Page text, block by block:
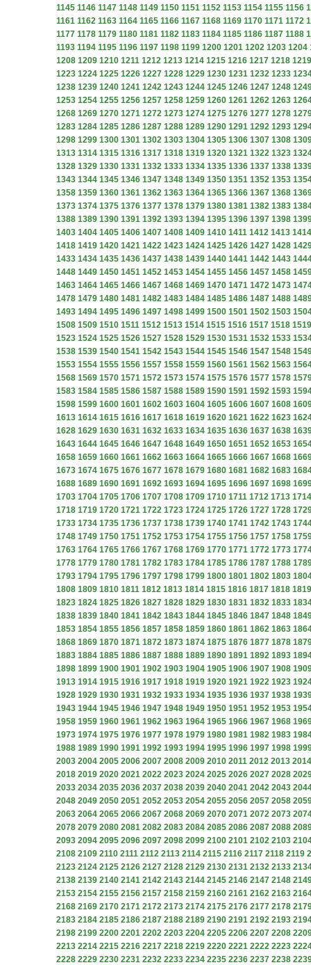
1145 1146 1147 1148 1149 1150 1151 1152 1153 1154 1155 1156
1161 1162 1163 1164 1165 1166 1167 1168 1169 1170 1171 1172
1177 1178 1179 1180 1181 1182 1183 1184 1185 1186 1187 1188
1193 1194 1195 1196 1197 1198 1199 1200 1201 1202 1203 1204
1208 1209 1210 1211 1212 1213 1214 1215 1216 1217 1218 1219
1223 1224 1225 1226 1227 1228 1229 1230 1231 1232 1233
1238 1239 1240 1241 1242 1243 1244 1245 1246 1247 1248
1253 1254 1255 1256 1257 1258 1259 1260 1261 1262 1263
1268 1269 1270 1271 1272 1273 1274 1275 1276 1277 1278
1283 1284 1285 1286 1287 1288 1289 1290 1291 1292 1293
1298 1299 1300 1301 1302 1303 1304 1305 1306 1307 1308
1313 1314 1315 1316 1317 1318 1319 1320 1321 1322 1323
1328 1329 1330 1331 1332 1333 1334 1335 1336 1337 1338
1343 1344 1345 1346 1347 1348 1349 1350 1351 1352 1353
1358 1359 1360 1361 1362 1363 1364 1365 1366 1367 1368
1373 1374 1375 1376 1377 1378 1379 1380 1381 1382 1383
1388 1389 1390 1391 1392 1393 1394 1395 1396 1397 1398
1403 1404 1405 1406 1407 1408 1409 1410 1411 1412 1413 1414
1418 1419 1420 1421 1422 1423 1424 1425 1426 1427 1428
1433 1434 1435 1436 1437 1438 1439 1440 1441 1442 1443
1448 1449 1450 1451 1452 1453 1454 1455 1456 1457 1458
1463 1464 1465 1466 1467 1468 1469 1470 1471 1472 1473
1478 1479 1480 1481 1482 1483 1484 1485 1486 1487 1488
1493 1494 1495 1496 1497 1498 1499 1500 1501 1502 1503
1508 1509 1510 1511 1512 1513 1514 1515 1516 1517 1518 1519
1523 1524 1525 1526 1527 1528 1529 1530 1531 1532 1533
1538 1539 1540 1541 1542 1543 1544 1545 1546 1547 1548
1553 1554 1555 1556 1557 1558 1559 1560 1561 1562 1563
1568 1569 1570 1571 1572 1573 1574 1575 1576 1577 1578
1583 1584 1585 1586 1587 1588 1589 1590 1591 1592 1593
1598 1599 1600 1601 1602 1603 1604 1605 1606 1607 1608
1613 1614 1615 1616 1617 1618 1619 1620 1621 1622 1623
1628 1629 1630 1631 1632 1633 1634 1635 1636 1637 1638
1643 1644 1645 1646 1647 1648 1649 1650 1651 1652 1653
1658 1659 1660 1661 1662 1663 1664 1665 1666 1667 1668
1673 1674 1675 1676 1677 1678 1679 1680 1681 1682 1683
1688 1689 1690 1691 1692 1693 1694 1695 1696 1697 1698
1703 1704 1705 1706 1707 1708 1709 1710 1711 1712 1713 1714
1718 1719 1720 1721 1722 1723 1724 1725 1726 1727 1728
1733 1734 1735 1736 1737 1738 1739 1740 1741 1742 1743
1748 1749 1750 1751 1752 1753 1754 1755 1756 1757 1758
1763 1764 1765 1766 1767 1768 1769 1770 1771 1772 1773
1778 1779 1780 1781 1782 1783 1784 1785 1786 1787 1788
1793 1794 1795 1796 1797 1798 1799 1800 1801 1802 1803
1808 1809 1810 1811 1812 1813 1814 1815 1816 1817 1818 1819
1823 1824 1825 1826 1827 1828 1829 1830 1831 1832 1833
1838 1839 1840 1841 1842 1843 1844 1845 1846 1847 1848
1853 1854 1855 1856 1857 1858 1859 1860 1861 1862 1863
1868 1869 1870 1871 1872 1873 1874 1875 1876 1877 1878
1883 1884 1885 1886 1887 1888 1889 1890 1891 1892 1893
1898 1899 1900 1901 1902 1903 1904 1905 1906 1907 1908
1913 1914 1915 1916 1917 1918 1919 1920 1921 1922 1923
1928 1929 1930 1931 1932 1933 1934 1935 1936 1937 1938
1943 1944 1945 1946 1947 1948 1949 1950 1951 1952 1953
1958 1959 1960 1961 1962 1963 1964 1965 1966 1967 1968
1973 1974 1975 1976 1977 1978 1979 1980 1981 1982 1983
1988 1989 1990 1991 1992 1993 1994 1995 1996 1997 1998
2003 2004 2005 2006 2007 2008 2009 2010 2011 2012 2013 2014
2018 2019 2020 2021 2022 2023 2024 2025 2026 2027 2028
2033 2034 2035 2036 2037 2038 2039 2040 2041 2042 2043
2048 2049 2050 2051 2052 2053 2054 2055 2056 2057 2058
2063 2064 2065 2066 2067 2068 2069 2070 2071 2072 2073
2078 2079 2080 2081 2082 2083 2084 2085 2086 2087 2088
2093 2094 2095 2096 2097 2098 2099 2100 2101 2102 2103
2108 2109 2110 2111 2112 2113 2114 2115 2116 2117 2118 2119
2123 2124 2125 2126 2127 2128 2129 2130 2131 2132 2133
2138 2139 2140 2141 2142 2143 2144 2145 2146 2147 2148
2153 2154 2155 2156 2157 2158 2159 2160 2161 2162 2163
2168 2169 2170 2171 2172 2173 2174 2175 2176 2177 2178
2183 2184 2185 2186 2187 2188 2189 2190 2191 2192 2193
2198 2199 2200 2201 2202 2203 2204 2205 2206 2207 2208
2213 2214 2215 2216 2217 2218 2219 2220 2221 2222 2223
2228 2229 2230 2231 2232 2233 2234 2235 2236 2237 2238